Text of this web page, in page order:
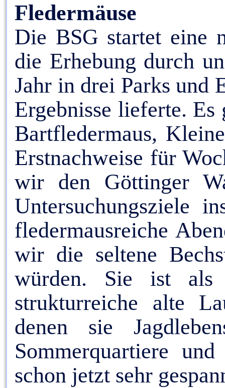
Fledermäuse
Die BSG startet eine
die Erhebung durch
Jahr in drei Parks und
Ergebnisse lieferte.
Bartfledermaus,
Erstnachweise für
wir den Göttinger
Untersuchungsziele
fledermausreiche
wir die seltene
würden. Sie ist als
strukturreiche alte
denen sie
Sommerquartiere
schon jetzt sehr